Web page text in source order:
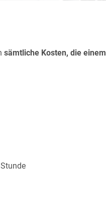
sämtliche Kosten, die einem